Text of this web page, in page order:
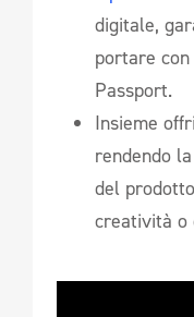
digitale,
portare
Passport.
Insieme
rendendo
del
creatività o